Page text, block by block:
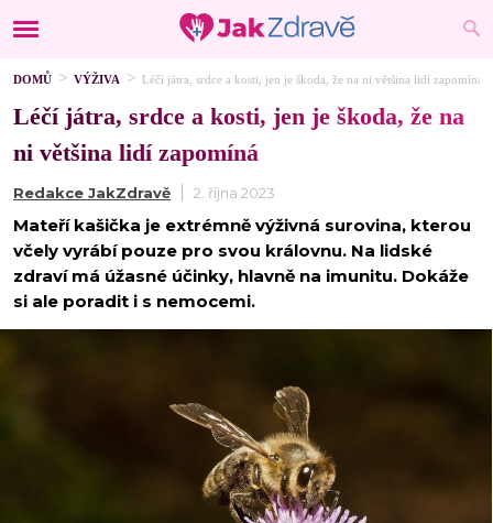
DOMŮ VÝŽIVA Léčí játra, srdce a kosti, jen je škoda, že na ni většina lidí zapomíná
Léčí játra, srdce a kosti, jen je škoda, že na
ni většina lidí zapomíná
Redakce JakZdravě 2. října 2023
Mateří kašička je extrémně výživná surovina, kterou
včely vyrábí pouze pro svou královnu. Na lidské
zdraví má úžasné účinky, hlavně na imunitu. Dokáže
si ale poradit i s nemocemi.